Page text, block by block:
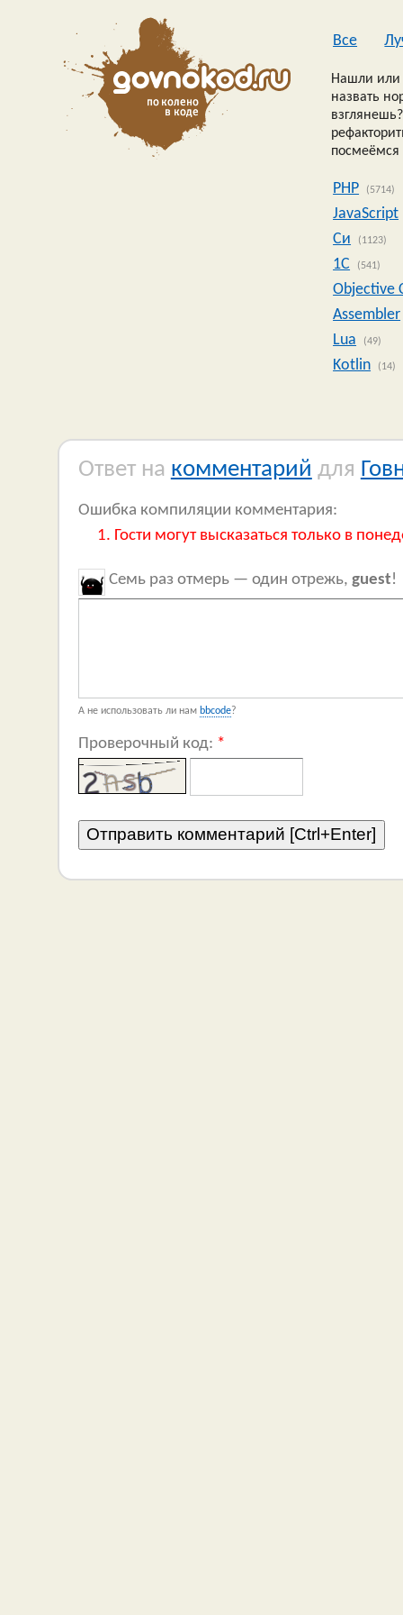
Все
Нашли или
назвать
посмеёмся
PHP (5714)
JavaScript
Си
(1123)
1C (541)
Objective
Assembler
Lua
(49)
Kotlin (14)
Ответ на комментарий для
Ошибка компиляции комментария:
Гости могут высказаться только в
Семь раз отмерь — один отрежь, guest!
А не использовать ли нам bbcode?
Проверочный код: *